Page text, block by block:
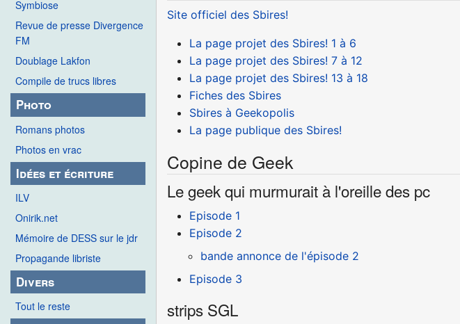
Symbiose
Revue de presse Divergence
FM
Doublage Lakfon
Compile de trucs libres
Photo
Romans photos
Photos en vrac
Idées et écriture
ILV
Onirik.net
Mémoire de DESS sur le jdr
Propagande libriste
Divers
Tout le reste
Site officiel des Sbires!
La page projet des Sbires! 1 à 6
La page projet des Sbires! 7 à 12
La page projet des Sbires! 13 à 18
Fiches des Sbires
Sbires à Geekopolis
La page publique des Sbires!
Copine de Geek
Le geek qui murmurait à l'oreille des pc
Episode 1
Episode 2
bande annonce de l'épisode 2
Episode 3
strips SGL